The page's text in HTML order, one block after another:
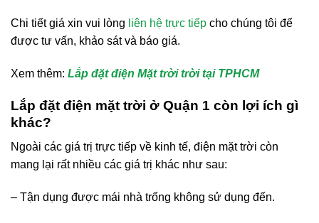
Chi tiết giá xin vui lòng liên hệ trực tiếp cho chúng tôi để
được tư vấn, khảo sát và báo giá.
Xem thêm: Lắp đặt điện Mặt trời trời tại TPHCM
Lắp đặt điện mặt trời ở Quận 1 còn lợi ích gì
khác?
Ngoài các giá trị trực tiếp về kinh tế, điện mặt trời còn
mang lại rất nhiều các giá trị khác như sau:
– Tận dụng được mái nhà trống không sử dụng đến.